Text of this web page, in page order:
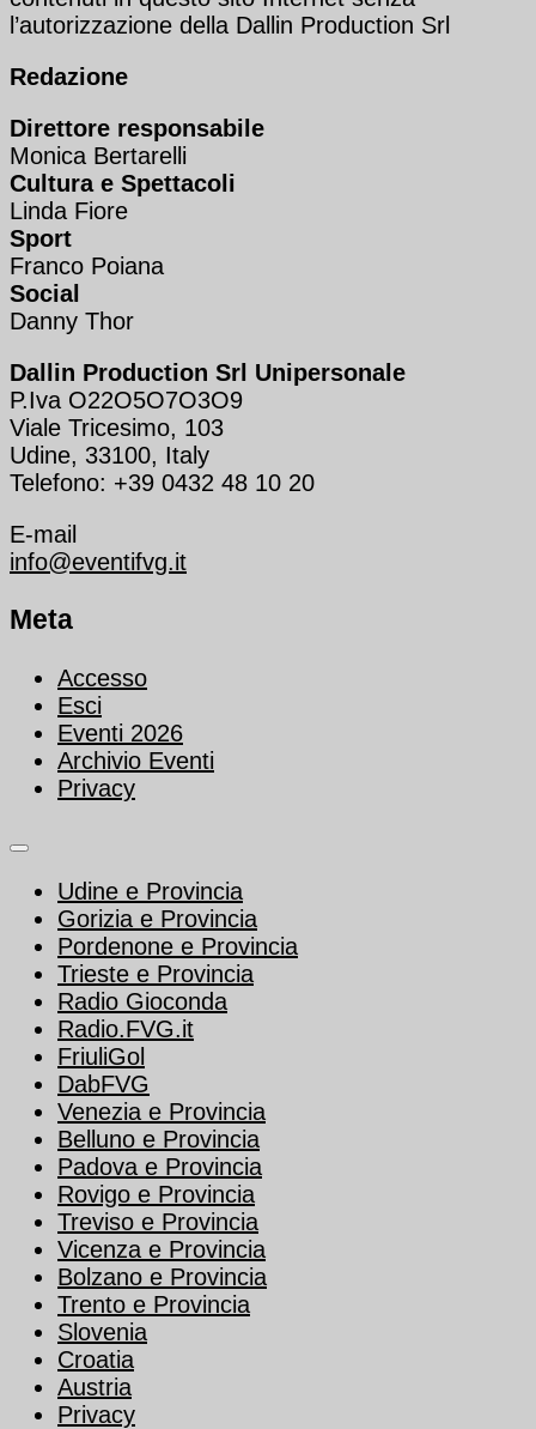
l’autorizzazione della Dallin Production Srl
Redazione
Direttore responsabile
Monica Bertarelli
Cultura e Spettacoli
Linda Fiore
Sport
Franco Poiana
Social
Danny Thor
Dallin Production Srl Unipersonale
P.Iva O22O5O7O3O9
Viale Tricesimo, 103
Udine, 33100, Italy
Telefono: +39 0432 48 10 20
E-mail
info@eventifvg.it
Meta
Accesso
Esci
Eventi 2026
Archivio Eventi
Privacy
Udine e Provincia
Gorizia e Provincia
Pordenone e Provincia
Trieste e Provincia
Radio Gioconda
Radio.FVG.it
FriuliGol
DabFVG
Venezia e Provincia
Belluno e Provincia
Padova e Provincia
Rovigo e Provincia
Treviso e Provincia
Vicenza e Provincia
Bolzano e Provincia
Trento e Provincia
Slovenia
Croatia
Austria
Privacy